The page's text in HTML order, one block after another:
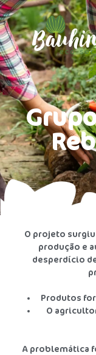
O projeto surgiu
produção e
desperdício
Produtos
O
A problemática